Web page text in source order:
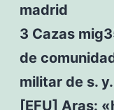
madrid
3 Cazas
de
militar de s. y.
[EFU] Aras: